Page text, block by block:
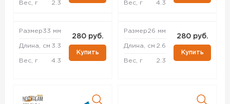
Вес, г 2.3
Размер33 мм
Длина, см 3.3
Вес, г 4.3
280 руб.
Купить
Вес, г 4.3
Размер26 мм
Длина, см 2.6
Вес, г 2.3
280 руб.
Купить